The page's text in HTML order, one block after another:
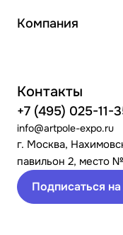
Компания
Контакты
+7 (495) 025-11-
info@artpole-expo.ru
г. Москва,
павильон 2, место
Подписаться